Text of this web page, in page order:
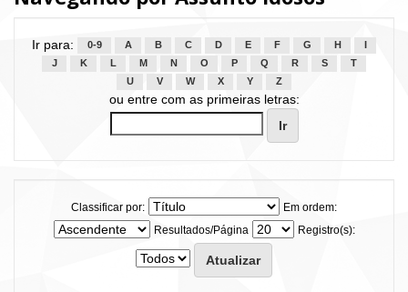
Ir para: 0-9 A B C D E F G H
J
K L M N O P Q R S
T
U
V W X Y Z
ou entre com as primeiras letras:
Classificar por:
Em ordem:
Resultados/Página
Registro(s):